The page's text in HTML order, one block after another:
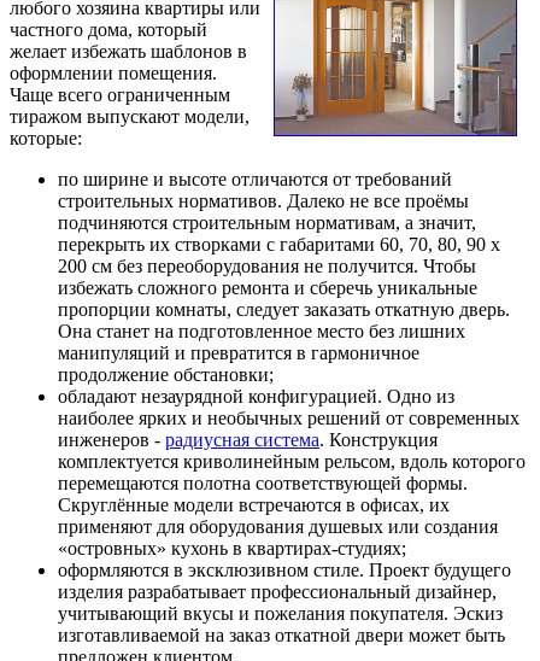
любого хозяина квартиры или
частного дома, который
желает избежать шаблонов в
оформлении помещения.
Чаще всего ограниченным
тиражом выпускают модели,
которые:
по ширине и высоте отличаются от требований
строительных нормативов. Далеко не все проёмы
подчиняются строительным нормативам, а значит,
перекрыть их створками с габаритами 60, 70, 80, 90 х
200 см без переоборудования не получится. Чтобы
избежать сложного ремонта и сберечь уникальные
пропорции комнаты, следует заказать откатную дверь.
Она станет на подготовленное место без лишних
манипуляций и превратится в гармоничное
продолжение обстановки;
обладают незаурядной конфигурацией. Одно из
наиболее ярких и необычных решений от современных
инженеров - радиусная система. Конструкция
комплектуется криволинейным рельсом, вдоль которого
перемещаются полотна соответствующей формы.
Скруглённые модели встречаются в офисах, их
применяют для оборудования душевых или создания
«островных» кухонь в квартирах-студиях;
оформляются в эксклюзивном стиле. Проект будущего
изделия разрабатывает профессиональный дизайнер,
учитывающий вкусы и пожелания покупателя. Эскиз
изготавливаемой на заказ откатной двери может быть
предложен клиентом.